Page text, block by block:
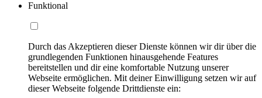
Funktional
Durch das Akzeptieren dieser Dienste können wir dir über die
grundlegenden Funktionen hinausgehende Features
bereitstellen und dir eine komfortable Nutzung unserer
Webseite ermöglichen. Mit deiner Einwilligung setzen wir auf
dieser Webseite folgende Drittdienste ein: